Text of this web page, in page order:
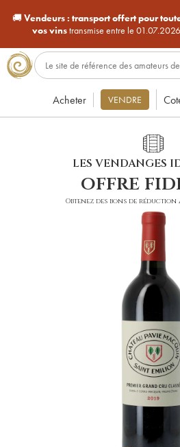
🚚Vendeurs : transport offert pour
vos vinstransmise entre le
Acheter VENDRE
LES VENDANGES
offre
Obtenez des bons de